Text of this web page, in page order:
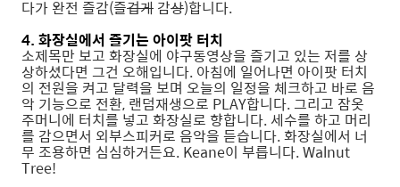
다가 완전 즐감(즐겁게 감상)합니다.
4. 화장실에서 즐기는 아이팟 터치
소제목만 보고 화장실에 야구동영상을 즐기고 있는 저를 상
상하셨다면 그건 오해입니다. 아침에 일어나면 아이팟 터치
의 전원을 켜고 달력을 보며 오늘의 일정을 체크하고 바로 음
악 기능으로 전환, 랜덤재생으로 PLAY합니다. 그리고 잠옷
주머니에 터치를 넣고 화장실로 향합니다. 세수를 하고 머리
를 감으면서 외부스피커로 음악을 듣습니다. 화장실에서 너
무 조용하면 심심하거든요. Keane이 부릅니다. Walnut
Tree!